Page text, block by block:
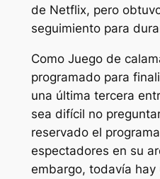
de Netflix, pero
seguimiento para
Como Juego de
programado para
una última tercera
sea difícil no
reservado el
espectadores en su
embargo, todavía hay